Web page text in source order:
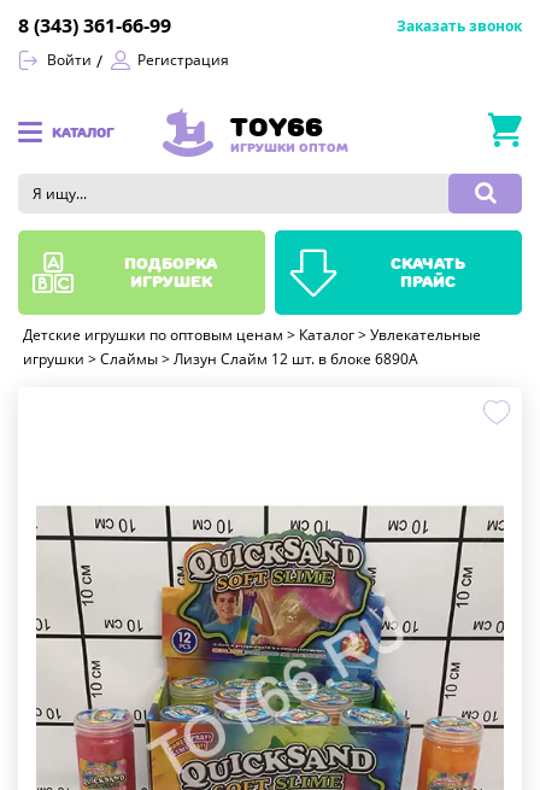
Войти Регистрация
8 (343) 361-66-99 Заказать звонок
КАТАЛОГ TOY66
ИГРУШКИ ОПТОМ
Детские игрушки по оптовым ценам > Каталог > Увлекательные
игрушки > Слаймы > Лизун Слайм 12 шт. в блоке 6890A
подборка
игрушек
скачать
прайс